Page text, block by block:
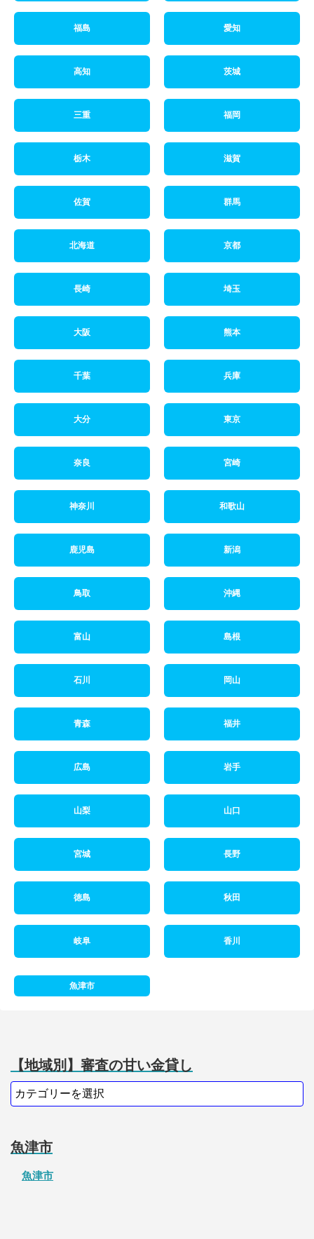
福島 愛知
高知 茨城
三重 福岡
栃木 滋賀
佐賀 群馬
北海道 京都
長崎 埼玉
大阪 熊本
千葉 兵庫
大分 東京
奈良 宮崎
神奈川 和歌山
鹿児島 新潟
鳥取 沖縄
富山 島根
石川 岡山
青森 福井
広島 岩手
山梨 山口
宮城 長野
徳島 秋田
岐阜 香川
魚津市
【地域別】審査の甘い金貸し
魚津市
魚津市